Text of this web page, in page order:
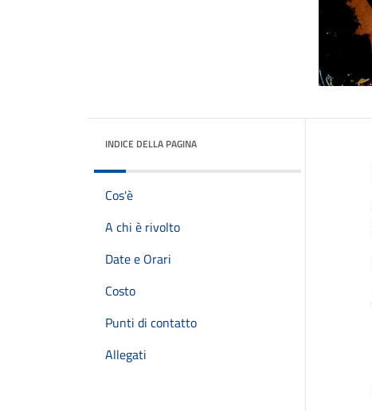
INDICE DELLA PAGINA
Cos'è
A chi è rivolto
Date e Orari
Costo
Punti di contatto
Allegati